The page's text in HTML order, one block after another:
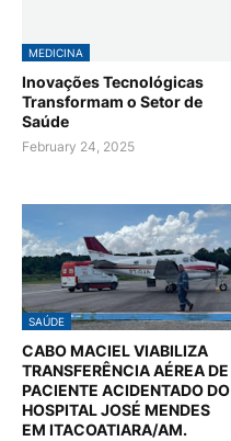
MEDICINA
Inovações Tecnológicas
Transformam o Setor de
Saúde
February 24, 2025
SAÚDE
CABO MACIEL VIABILIZA
TRANSFERÊNCIA AÉREA DE
PACIENTE ACIDENTADO DO
HOSPITAL JOSÉ MENDES
EM ITACOATIARA/AM.